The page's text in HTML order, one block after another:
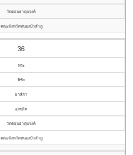
วัดดอนธาตุนรงค์
คณะจังหวัดหนองบัวลำภู
36
พระ
พิชัย
ผาสิกา
สุภทฺโท
วัดดอนธาตุนรงค์
คณะจังหวัดหนองบัวลำภู